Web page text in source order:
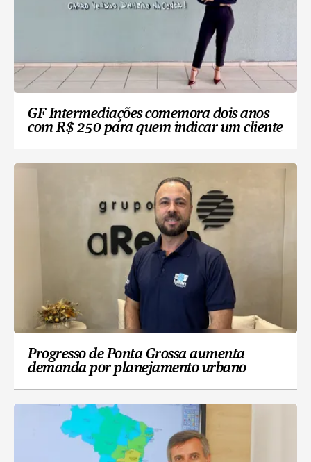
GF Intermediações comemora dois anos
com R$ 250 para quem indicar um cliente
Progresso de Ponta Grossa aumenta
demanda por planejamento urbano